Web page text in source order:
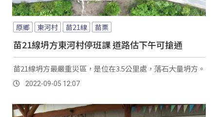
原鄉 東河村 苗21線 苗栗
苗21線坍方東河村停班課 道路估下午可搶通
苗21線坍方最嚴重災區，是位在3.5公里處，落石大量坍方。
2022-09-05 12:07